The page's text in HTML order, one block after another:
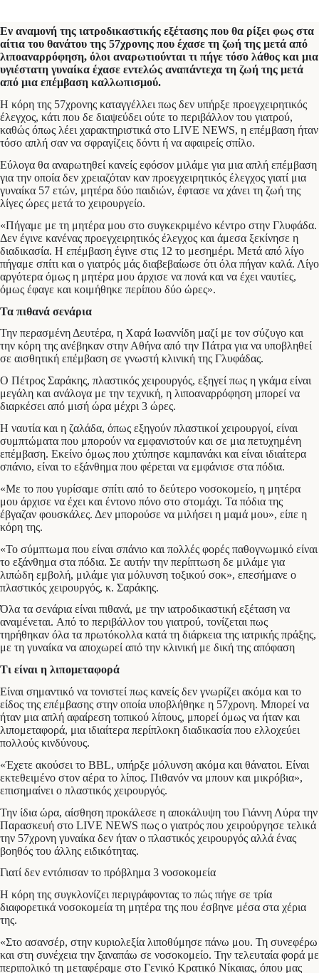
Εν αναμονή της ιατροδικαστικής εξέτασης που θα ρίξει φως στα
αίτια του θανάτου της 57χρονης που έχασε τη ζωή της μετά από
λιποαναρρόφηση, όλοι αναρωτιούνται τι πήγε τόσο λάθος και μια
υγιέστατη γυναίκα έχασε εντελώς αναπάντεχα τη ζωή της μετά
από μια επέμβαση καλλωπισμού.
Η κόρη της 57χρονης καταγγέλλει πως δεν υπήρξε προεγχειρητικός
έλεγχος, κάτι που δε διαψεύδει ούτε το περιβάλλον του γιατρού,
καθώς όπως λέει χαρακτηριστικά στο LIVE NEWS, η επέμβαση ήταν
τόσο απλή σαν να σφραγίζεις δόντι ή να αφαιρείς σπίλο.
Εύλογα θα αναρωτηθεί κανείς εφόσον μιλάμε για μια απλή επέμβαση
για την οποία δεν χρειαζόταν καν προεγχειρητικός έλεγχος γιατί μια
γυναίκα 57 ετών, μητέρα δύο παιδιών, έφτασε να χάνει τη ζωή της
λίγες ώρες μετά το χειρουργείο.
«Πήγαμε με τη μητέρα μου στο συγκεκριμένο κέντρο στην Γλυφάδα.
Δεν έγινε κανένας προεγχειρητικός έλεγχος και άμεσα ξεκίνησε η
διαδικασία. Η επέμβαση έγινε στις 12 το μεσημέρι. Μετά από λίγο
πήγαμε σπίτι και ο γιατρός μάς διαβεβαίωσε ότι όλα πήγαν καλά. Λίγο
αργότερα όμως η μητέρα μου άρχισε να πονά και να έχει ναυτίες,
όμως έφαγε και κοιμήθηκε περίπου δύο ώρες».
Τα πιθανά σενάρια
Την περασμένη Δευτέρα, η Χαρά Ιωαννίδη μαζί με τον σύζυγο και
την κόρη της ανέβηκαν στην Αθήνα από την Πάτρα για να υποβληθεί
σε αισθητική επέμβαση σε γνωστή κλινική της Γλυφάδας.
Ο Πέτρος Σαράκης, πλαστικός χειρουργός, εξηγεί πως η γκάμα είναι
μεγάλη και ανάλογα με την τεχνική, η λιποαναρρόφηση μπορεί να
διαρκέσει από μισή ώρα μέχρι 3 ώρες.
Η ναυτία και η ζαλάδα, όπως εξηγούν πλαστικοί χειρουργοί, είναι
συμπτώματα που μπορούν να εμφανιστούν και σε μια πετυχημένη
επέμβαση. Εκείνο όμως που χτύπησε καμπανάκι και είναι ιδιαίτερα
σπάνιο, είναι το εξάνθημα που φέρεται να εμφάνισε στα πόδια.
«Με το που γυρίσαμε σπίτι από το δεύτερο νοσοκομείο, η μητέρα
μου άρχισε να έχει και έντονο πόνο στο στομάχι. Τα πόδια της
έβγαζαν φουσκάλες. Δεν μπορούσε να μιλήσει η μαμά μου», είπε η
κόρη της.
«Το σύμπτωμα που είναι σπάνιο και πολλές φορές παθογνωμικό είναι
το εξάνθημα στα πόδια. Σε αυτήν την περίπτωση δε μιλάμε για
λιπώδη εμβολή, μιλάμε για μόλυνση τοξικού σοκ», επεσήμανε ο
πλαστικός χειρουργός, κ. Σαράκης.
Όλα τα σενάρια είναι πιθανά, με την ιατροδικαστική εξέταση να
αναμένεται. Από το περιβάλλον του γιατρού, τονίζεται πως
τηρήθηκαν όλα τα πρωτόκολλα κατά τη διάρκεια της ιατρικής πράξης,
με τη γυναίκα να αποχωρεί από την κλινική με δική της απόφαση
Τι είναι η λιπομεταφορά
Είναι σημαντικό να τονιστεί πως κανείς δεν γνωρίζει ακόμα και το
είδος της επέμβασης στην οποία υποβλήθηκε η 57χρονη. Μπορεί να
ήταν μια απλή αφαίρεση τοπικού λίπους, μπορεί όμως να ήταν και
λιπομεταφορά, μια ιδιαίτερα περίπλοκη διαδικασία που ελλοχεύει
πολλούς κινδύνους.
«Έχετε ακούσει το BBL, υπήρξε μόλυνση ακόμα και θάνατοι. Είναι
εκτεθειμένο στον αέρα το λίπος. Πιθανόν να μπουν και μικρόβια»,
επισημαίνει ο πλαστικός χειρουργός.
Την ίδια ώρα, αίσθηση προκάλεσε η αποκάλυψη του Γιάννη Λύρα την
Παρασκευή στο LIVE NEWS πως ο γιατρός που χειρούργησε τελικά
την 57χρονη γυναίκα δεν ήταν ο πλαστικός χειρουργός αλλά ένας
βοηθός του άλλης ειδικότητας.
Γιατί δεν εντόπισαν το πρόβλημα 3 νοσοκομεία
Η κόρη της συγκλονίζει περιγράφοντας το πώς πήγε σε τρία
διαφορετικά νοσοκομεία τη μητέρα της που έσβηνε μέσα στα χέρια
της.
«Στο ασανσέρ, στην κυριολεξία λιποθύμησε πάνω μου. Τη συνεφέρω
και στη συνέχεια την ξαναπάω σε νοσοκομείο. Την τελευταία φορά με
περιπολικό τη μεταφέραμε στο Γενικό Κρατικό Νίκαιας, όπου μας